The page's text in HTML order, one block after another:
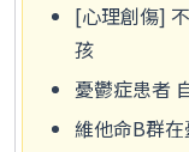
[心理創傷]
孩
憂鬱症患者
維他命B群